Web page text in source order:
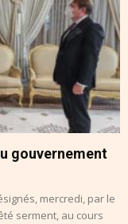
gouvernement
mercredi, par le
serment, au cours